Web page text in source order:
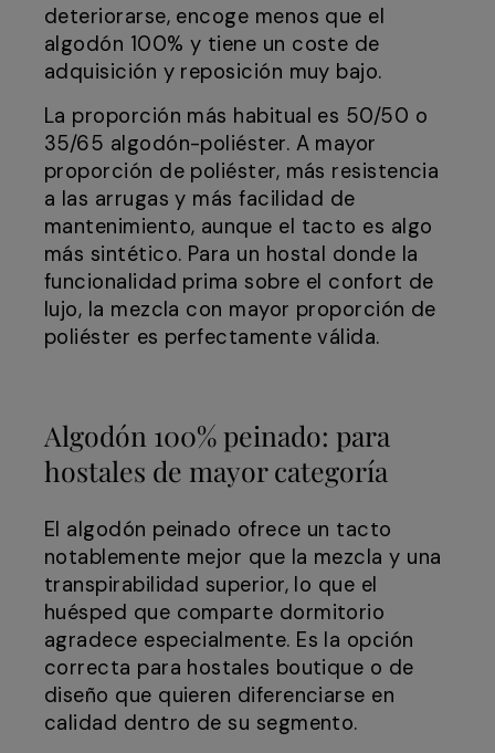
deteriorarse, encoge menos que el
algodón 100% y tiene un coste de
adquisición y reposición muy bajo.
La proporción más habitual es 50/50 o
35/65 algodón-poliéster. A mayor
proporción de poliéster, más resistencia
a las arrugas y más facilidad de
mantenimiento, aunque el tacto es algo
más sintético. Para un hostal donde la
funcionalidad prima sobre el confort de
lujo, la mezcla con mayor proporción de
poliéster es perfectamente válida.
Algodón 100% peinado: para
hostales de mayor categoría
El algodón peinado ofrece un tacto
notablemente mejor que la mezcla y una
transpirabilidad superior, lo que el
huésped que comparte dormitorio
agradece especialmente. Es la opción
correcta para hostales boutique o de
diseño que quieren diferenciarse en
calidad dentro de su segmento.